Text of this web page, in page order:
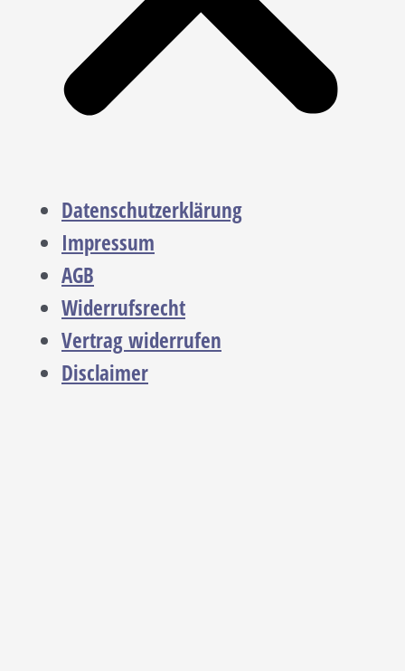
Datenschutzerklärung
Impressum
AGB
Widerrufsrecht
Vertrag widerrufen
Disclaimer